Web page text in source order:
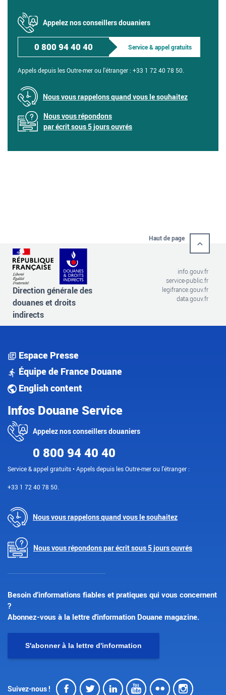
Appelez nos conseillers douaniers
0 800 94 40 40 Service & appel gratuits
Appels depuis les Outre-mer ou l'étranger : +33 1 72 40 78 50.
Nous vous rappelons quand vous le souhaitez
Nous vous répondons
par écrit sous 5 jours ouvrés
Haut de page
Direction générale des
douanes et droits
indirects
info.gouv.fr
service-public.fr
legifrance.gouv.fr
data.gouv.fr
Espace Presse
Équipe de France Douane
English content
Infos Douane Service
Appelez nos conseillers douaniers
0 800 94 40 40
Service & appel gratuits • Appels depuis les Outre-mer ou l'étranger :
+33 1 72 40 78 50.
Nous vous rappelons quand vous le souhaitez
Nous vous répondons par écrit sous 5 jours ouvrés
Besoin d’informations fiables et pratiques qui vous concernent
?
Abonnez-vous à la lettre d'information Douane magazine.
S'abonner à la lettre d'information
Suivez-nous ! Facebook
Twitter
LinkedIn
Youtube
Flickr